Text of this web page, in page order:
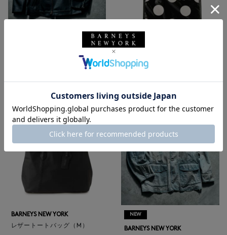
BARNEYS NEW YORK by ANC
BARNEYS NEW YORK
グ／ドット柄
BARNEYS NEW YORK
レザートートバッグ（M）
NEW
BARNEYS NEW YORK